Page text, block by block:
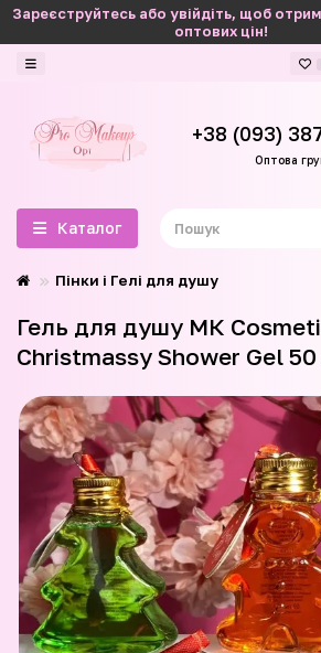
Зареєструйтесь або увійдіть, щоб
оптових цін!
+38 (093)
Оптова
Каталог
Пінки і Гелі для душу
Гель для душу МК
Christmassy Shower Gel